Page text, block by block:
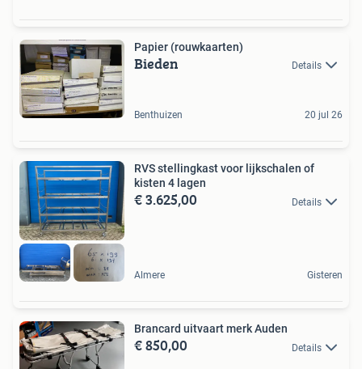
Papier (rouwkaarten)
Bieden Details
Benthuizen 20 jul 26
RVS stellingkast voor lijkschalen of
kisten 4 lagen
€ 3.625,00 Details
Almere Gisteren
Brancard uitvaart merk Auden
€ 850,00 Details